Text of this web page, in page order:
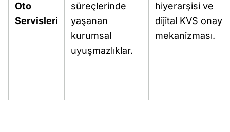
Oto
Servisleri
süreçlerinde
yaşanan
kurumsal
uyuşmazlıklar.
hiyerarşisi ve
dijital KVS onay
mekanizması.